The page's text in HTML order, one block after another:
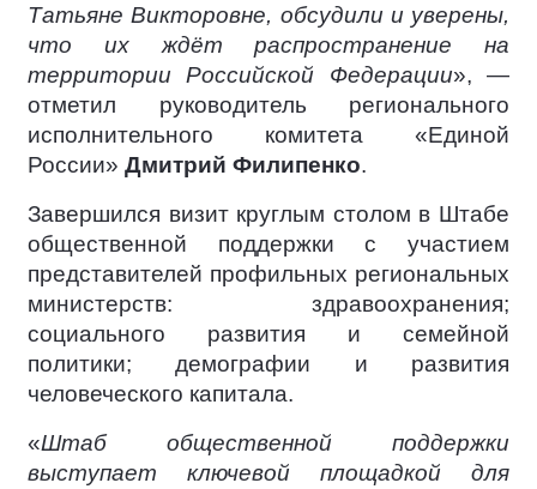
Татьяне Викторовне, обсудили и уверены,
что их ждёт распространение на
территории Российской Федерации», —
отметил руководитель регионального
исполнительного комитета «Единой
России» Дмитрий Филипенко.
Завершился визит круглым столом в Штабе
общественной поддержки с участием
представителей профильных региональных
министерств: здравоохранения;
социального развития и семейной
политики; демографии и развития
человеческого капитала.
«Штаб общественной поддержки
выступает ключевой площадкой для